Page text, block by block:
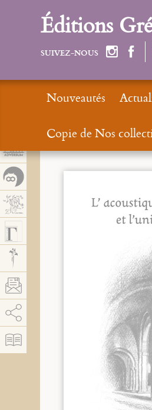
Éditions
SUIVEZ-NOUS
Nouveautés
Copie de Nos
Permitir
Panel de gestión de